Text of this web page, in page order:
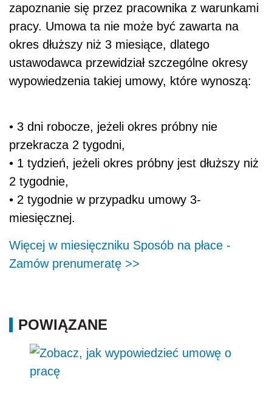
zapoznanie się przez pracownika z warunkami
pracy. Umowa ta nie może być zawarta na
okres dłuższy niż 3 miesiące, dlatego
ustawodawca przewidział szczególne okresy
wypowiedzenia takiej umowy, które wynoszą:
• 3 dni robocze, jeżeli okres próbny nie
przekracza 2 tygodni,
• 1 tydzień, jeżeli okres próbny jest dłuższy niż
2 tygodnie,
• 2 tygodnie w przypadku umowy 3-
miesięcznej.
Więcej w miesięczniku Sposób na płace -
Zamów prenumeratę >>
POWIĄZANE